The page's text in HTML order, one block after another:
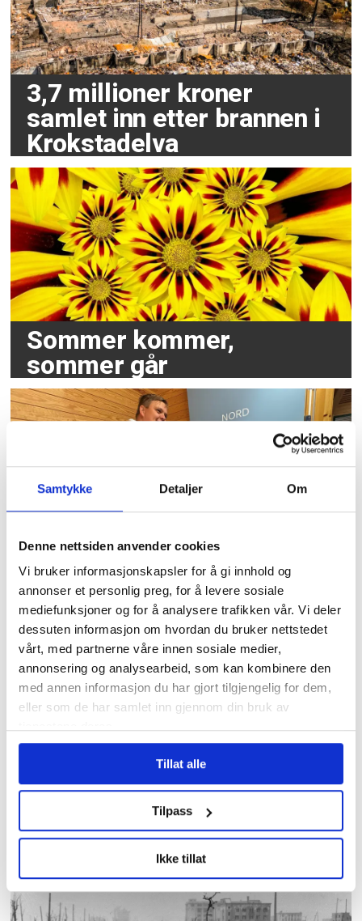
Samtykke Detaljer Om
Denne nettsiden anvender cookies
Vi bruker informasjonskapsler for å gi innhold og
annonser et personlig preg, for å levere sosiale
mediefunksjoner og for å analysere trafikken vår. Vi deler
dessuten informasjon om hvordan du bruker nettstedet
vårt, med partnerne våre innen sosiale medier,
annonsering og analysearbeid, som kan kombinere den
med annen informasjon du har gjort tilgjengelig for dem,
eller som de har samlet inn gjennom din bruk av
Tillat alle
Tilpass
Ikke tillat
3,7 millioner kroner
samlet inn etter brannen i
Krokstadelva
Sommer kommer,
sommer går
Tidligere forbundsleder
hedret av AUF med eget
Utøya-rom
Over 1200 voldshendelser
på jobb varslet til
Arbeidstilsynet